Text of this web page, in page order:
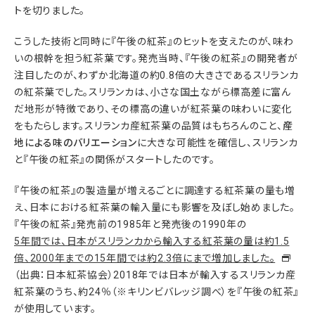
トを切りました。
こうした技術と同時に『午後の紅茶』のヒットを支えたのが、味わ
いの根幹を担う紅茶葉です。発売当時、『午後の紅茶』の開発者が
注目したのが、わずか北海道の約0.8倍の大きさであるスリランカ
の紅茶葉でした。スリランカは、小さな国土ながら標高差に富ん
だ地形が特徴であり、その標高の違いが紅茶葉の味わいに変化
をもたらします。スリランカ産紅茶葉の品質はもちろんのこと、 産
地による味のバリエーションに大きな可能性を確信し、スリランカ
と『午後の紅茶』の関係がスタートしたのです。
『午後の紅茶』の製造量が増えるごとに調達する紅茶葉の量も増
え、日本における紅茶葉の輸入量にも影響を及ぼし始めました。
『午後の紅茶』発売前の1985年と発売後の1990年の
5年間では、日本がスリランカから輸入する紅茶葉の量は約1.5
倍、2000年までの15年間では約2.3倍にまで増加しました。
（出典：日本紅茶協会）2018年では日本が輸入するスリランカ産
紅茶葉のうち、約24％（※キリンビバレッジ調べ）を『午後の紅茶』
が使用しています。